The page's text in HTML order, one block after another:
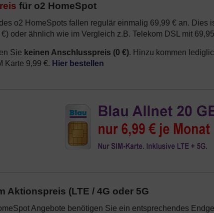
für o2 HomeSpot
o2 HomeSpots fallen regulär einmalig 69,99 € an. Dies
oder ähnlich wie im Vergleich z.B. Telekom DSL mit
Sie keinen Anschlusspreis (0 €). Hinzu kommen
Karte 9,99 €. Hier bestellen
Aktionspreis (LTE / 4G oder 5G
Angebote benötigen Sie ein entsprechendes